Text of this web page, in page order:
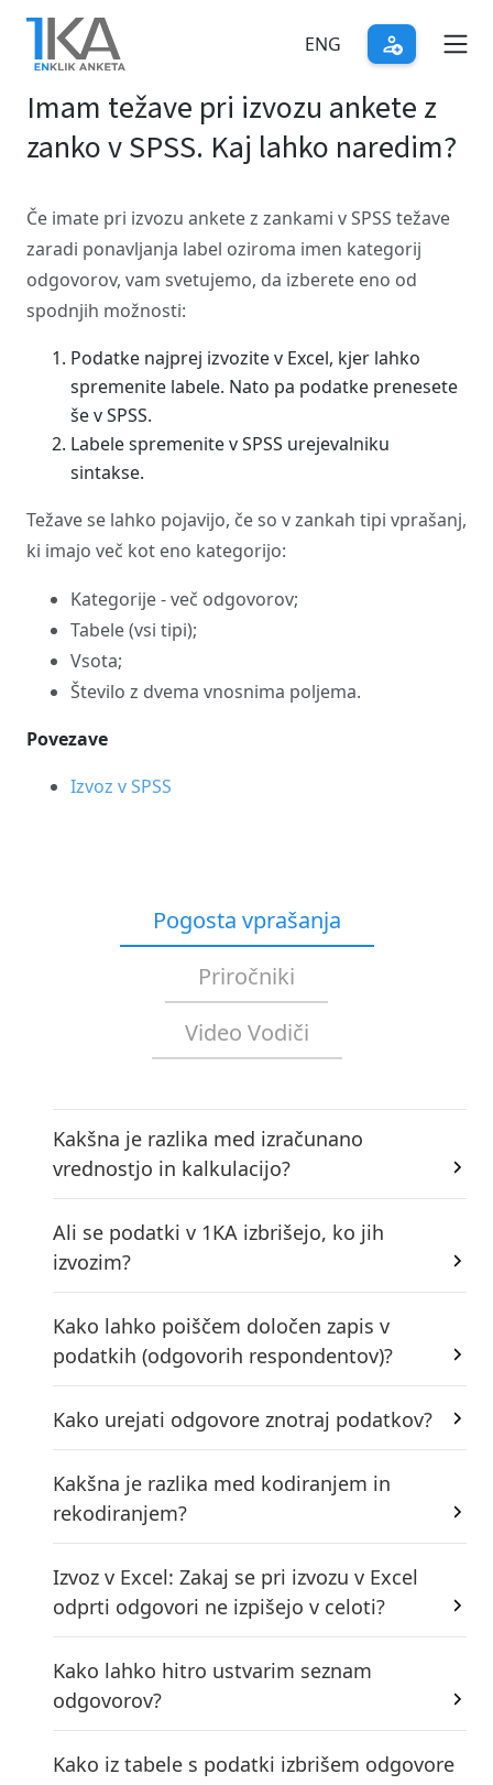
Skip
main
content
ENG
Imam težave pri izvozu ankete z
zanko v SPSS. Kaj lahko naredim?
Če imate pri izvozu ankete z zankami v SPSS težave
zaradi ponavljanja label oziroma imen kategorij
odgovorov, vam svetujemo, da izberete eno od
spodnjih možnosti:
Podatke najprej izvozite v Excel, kjer lahko
spremenite labele. Nato pa podatke prenesete
še v SPSS.
Labele spremenite v SPSS urejevalniku
sintakse.
Težave se lahko pojavijo, če so v zankah tipi vprašanj,
ki imajo več kot eno kategorijo:
Kategorije - več odgovorov;
Tabele (vsi tipi);
Vsota;
Število z dvema vnosnima poljema.
Povezave
Izvoz v SPSS
Pogosta vprašanja
Priročniki
Video Vodiči
Kakšna je razlika med izračunano
vrednostjo in kalkulacijo?
Ali se podatki v 1KA izbrišejo, ko jih
izvozim?
Kako lahko poiščem določen zapis v
podatkih (odgovorih respondentov)?
Kako urejati odgovore znotraj podatkov?
Kakšna je razlika med kodiranjem in
rekodiranjem?
Izvoz v Excel: Zakaj se pri izvozu v Excel
odprti odgovori ne izpišejo v celoti?
Kako lahko hitro ustvarim seznam
odgovorov?
Kako iz tabele s podatki izbrišem odgovore